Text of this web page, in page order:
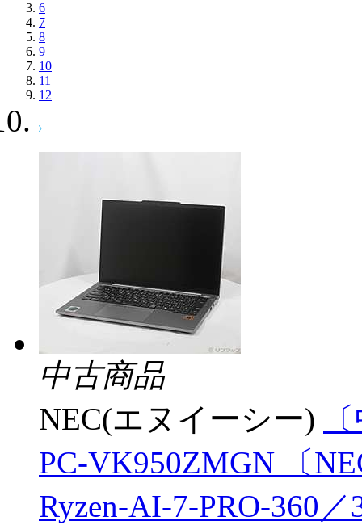
6
7
8
9
10
11
12
中古商品
NEC(エヌイーシー)
PC-VK950ZMGN 〔
Ryzen-AI-7-PRO-360